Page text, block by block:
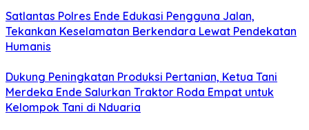
Satlantas Polres Ende Edukasi Pengguna Jalan,
Tekankan Keselamatan Berkendara Lewat Pendekatan
Humanis
Dukung Peningkatan Produksi Pertanian, Ketua Tani
Merdeka Ende Salurkan Traktor Roda Empat untuk
Kelompok Tani di Nduaria